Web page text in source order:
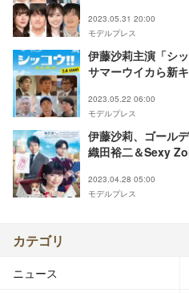
新＞
2023.05.31 20:00
モデルプレス
伊藤沙莉主演「シ
サマーウイカら新
2023.05.22 06:00
モデルプレス
伊藤沙莉、ゴール
織田裕二＆Sexy
2023.04.28 05:00
モデルプレス
カテゴリ
ニュース